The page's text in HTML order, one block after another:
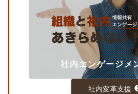
社内エンゲージメ
社内変革支援